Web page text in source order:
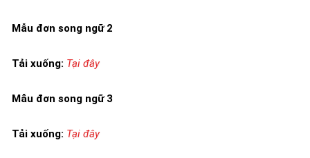
Mẫu đơn song ngữ 2
Tải xuống: Tại đây
Mẫu đơn song ngữ 3
Tải xuống: Tại đây